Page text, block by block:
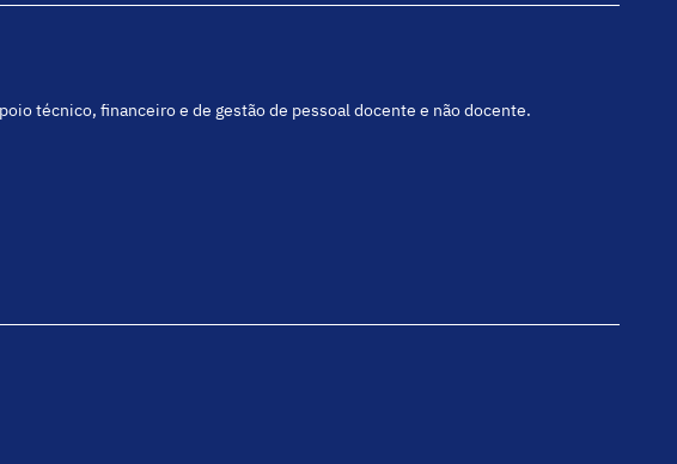
técnico, financeiro e de gestão de pessoal docente e não docente.